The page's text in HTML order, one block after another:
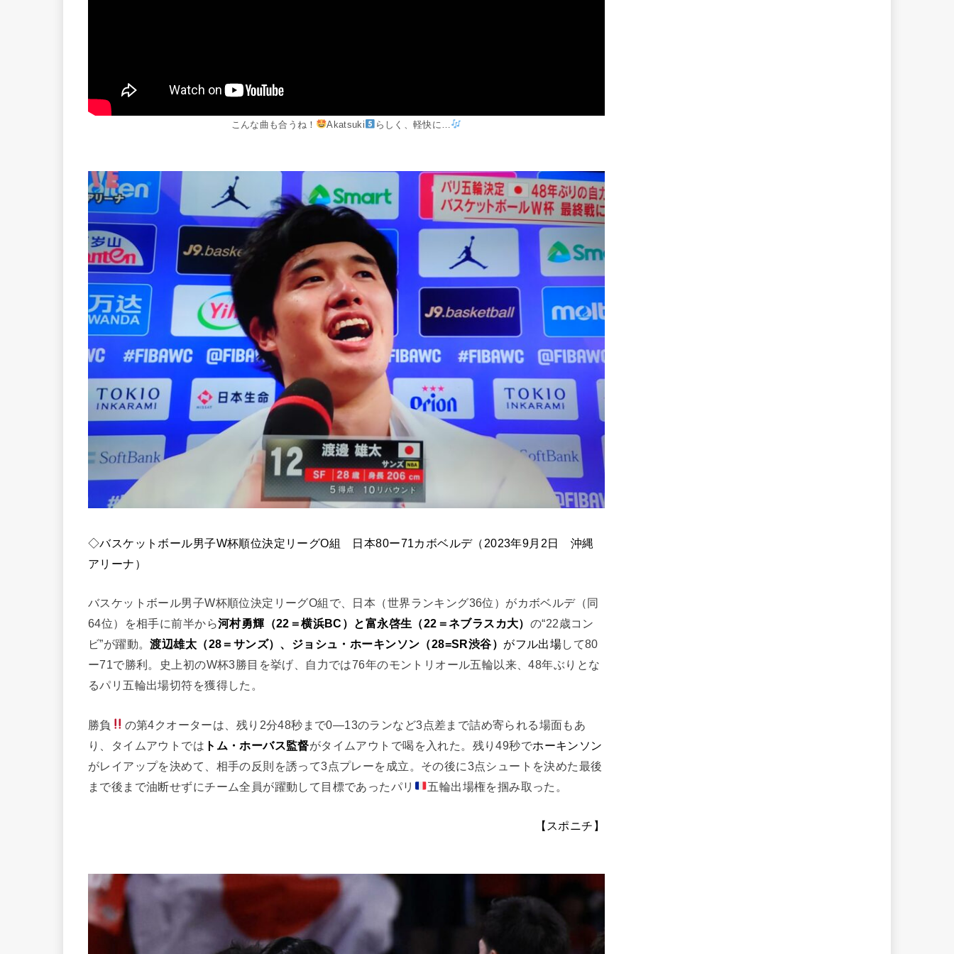
こんな曲も合うね！ Akatsuki らしく、軽快に…
◇バスケットボール男子W杯順位決定リーグO組 日本80ー71カボベルデ（2023年9月2日 沖縄
アリーナ）
バスケットボール男子W杯順位決定リーグO組で、日本（世界ランキング36位）がカボベルデ（同
64位）を相手に前半から河村勇輝（22＝横浜BC）と富永啓生（22＝ネブラスカ大） の“22歳コン
ビ”が躍動。渡辺雄太（28＝サンズ）、ジョシュ・ホーキンソン（28=SR渋谷） がフル出場して80
ー71で勝利。史上初のW杯3勝目を挙げ、自力では76年のモントリオール五輪以来、48年ぶりとな
るパリ五輪出場切符を獲得した。
勝負
の第4クオーターは、残り2分48秒まで0―13のランなど3点差まで詰め寄られる場面もあ
り、タイムアウトでは トム・ホーバス監督がタイムアウトで喝を入れた。残り49秒でホーキンソン
がレイアップを決めて、相手の反則を誘って3点プレーを成立。その後に3点シュートを決めた最後
まで後まで油断せずにチーム全員が躍動して目標であったパリ
五輪出場権を掴み取った。
【スポニチ】